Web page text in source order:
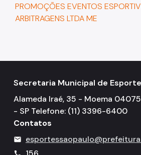
PROMOÇÕES EVENTOS
ARBITRAGENS LTDA ME
Secretaria Municipal de
Alameda Iraé, 35 - Moema
- SP Telefone: (11) 3396-6400
Contatos
mail
call